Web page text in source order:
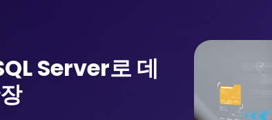
Server로 데